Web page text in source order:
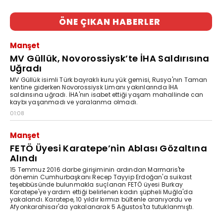
ÖNE ÇIKAN HABERLER
Manşet
MV Güllük, Novorossiysk’te İHA Saldırısına
Uğradı
MV Güllük isimli Türk bayraklı kuru yük gemisi, Rusya'nın Taman
kentine giderken Novorossiysk Limanı yakınlarında İHA
saldırısına uğradı. İHA'nın isabet ettiği yaşam mahallinde can
kaybı yaşanmadı ve yaralanma olmadı.
01:08
Manşet
FETÖ Üyesi Karatepe’nin Ablası Gözaltına
Alındı
15 Temmuz 2016 darbe girişiminin ardından Marmaris'te
dönemin Cumhurbaşkanı Recep Tayyip Erdoğan'a suikast
teşebbüsünde bulunmakla suçlanan FETÖ üyesi Burkay
Karatepe'ye yardım ettiği belirlenen kadın şüpheli Muğla'da
yakalandı. Karatepe, 10 yıldır kırmızı bültenle aranıyordu ve
Afyonkarahisar'da yakalanarak 5 Ağustos'ta tutuklanmıştı.